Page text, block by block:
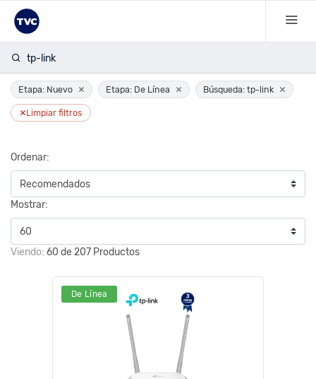
tp-link
Etapa: Nuevo × Etapa: De Línea × Búsqueda: tp-link ×
×Limpiar filtros
Ordenar:
Mostrar:
Viendo: 60 de 207 Productos
De Línea